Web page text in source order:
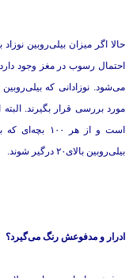
احتمال رسوب در مغز وجود
می‌شود. نوزادانی كه
است و از هر
بیلی‌روبین بالای۲۰ درگیر شوند.
ادرار و مدفوعش رنگ می‌گیرد؟